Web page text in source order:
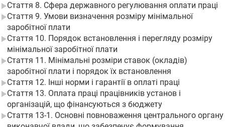
Стаття 8. Сфера державного регулювання оплати праці
Стаття 9. Умови визначення розміру мінімальної
заробітної плати
Стаття 10. Порядок встановлення і перегляду розміру
мінімальної заробітної плати
Стаття 11. Мінімальні розміри ставок (окладів)
заробітної плати і порядок їх встановлення
Стаття 12. Інші норми і гарантії в оплаті праці
Стаття 13. Оплата праці працівників установ і
організацій, що фінансуються з бюджету
Стаття 13-1. Основні повноваження центрального органу